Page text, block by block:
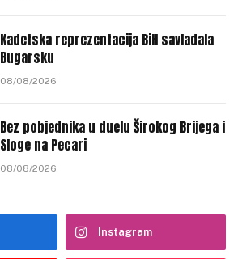
Kadetska reprezentacija BiH savladala
Bugarsku
08/08/2026
Bez pobjednika u duelu Širokog Brijega i
Sloge na Pecari
08/08/2026
Instagram